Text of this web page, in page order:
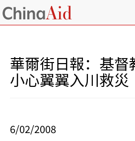
華爾街日報：基督
小心翼翼入川救災
6/02/2008